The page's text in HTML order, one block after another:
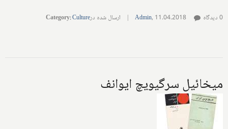
Admin, 11.04.2018
| ارسال شده در Category:Culture 0 دیدگاه
میخائیل سرگیویچ ایوانف